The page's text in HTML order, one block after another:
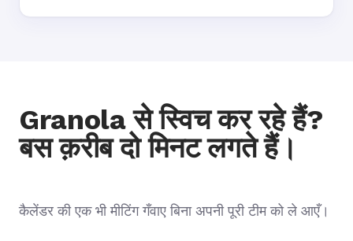
Granola से स्विच कर रहे हैं?
बस क़रीब दो मिनट लगते हैं।
कैलेंडर की एक भी मीटिंग गँवाए बिना अपनी पूरी टीम को ले आएँ।